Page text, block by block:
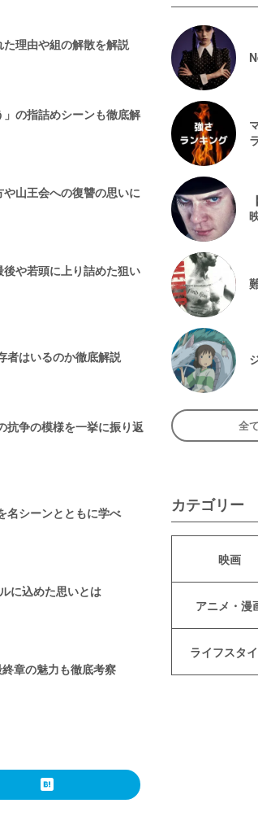
た理由や組の解散を解説
の指詰めシーンも徹底解
山王会への復讐の思いに
や若頭に上り詰めた狙い
者はいるのか徹底解説
抗争の模様を一挙に振り返
名シーンとともに学べ
に込めた思いとは
章の魅力も徹底考察
全
カテゴリー
映画
アニメ・漫
ライフスタ